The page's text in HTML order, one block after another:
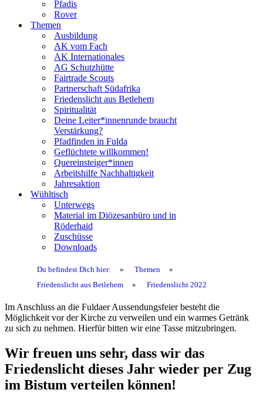
Pfadis
Rover
Themen
Ausbildung
AK vom Fach
AK Internationales
AG Schutzhütte
Fairtrade Scouts
Partnerschaft Südafrika
Friedenslicht aus Betlehem
Spiritualität
Deine Leiter*innenrunde braucht
Verstärkung?
Pfadfinden in Fulda
Geflüchtete willkommen!
Quereinsteiger*innen
Arbeitshilfe Nachhaltigkeit
Jahresaktion
Wühltisch
Unterwegs
Material im Diözesanbüro und in
Röderhaid
Zuschüsse
Downloads
Du befindest Dich hier: » Themen
»
Friedenslicht aus Betlehem
» Friedenslicht 2022
Im Anschluss an die Fuldaer Aussendungsfeier besteht die
Möglichkeit vor der Kirche zu verweilen und ein warmes Getränk
zu sich zu nehmen. Hierfür bitten wir eine Tasse mitzubringen.
Wir freuen uns sehr, dass wir das
Friedenslicht dieses Jahr wieder per Zug
im Bistum verteilen können!